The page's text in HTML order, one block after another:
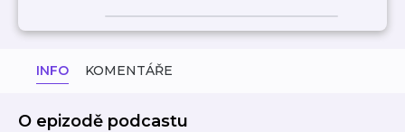
INFO KOMENTÁŘE
O epizodě podcastu